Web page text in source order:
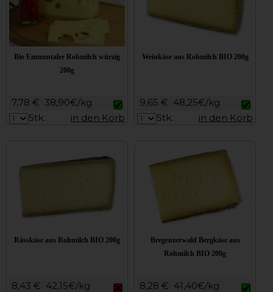
Bio Emmentaler Rohmilch würzig
200g
7,78 € 38,90€/kg
Stk.
in den Korb
Weinkäse aus Rohmilch BIO 200g
9,65 € 48,25€/kg
Stk.
in den Korb
Rässkäse aus Rohmilch BIO 200g
8,43 € 42,15€/kg
Bregenzerwald Bergkäse aus
Rohmilch BIO 200g
8,28 € 41,40€/kg